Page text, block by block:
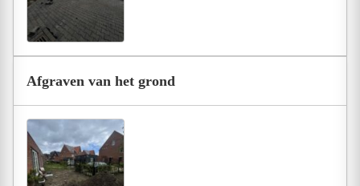
Afgraven van het grond